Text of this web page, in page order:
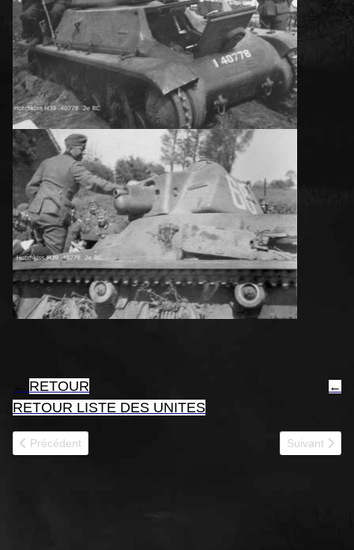
RETOUR ←
RETOUR LISTE DES UNITES
Article précédent : 40761
Précédent Article
Suivant